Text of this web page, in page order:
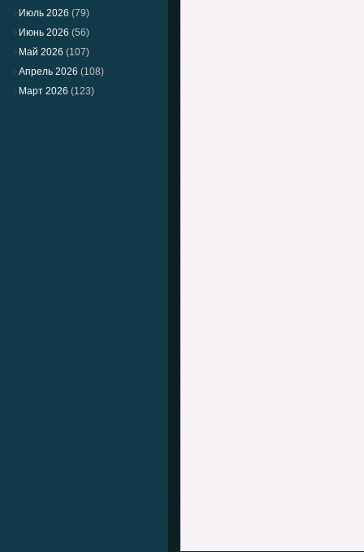
Июль 2026 (79)
Июнь 2026 (56)
Май 2026 (107)
Апрель 2026 (108)
Март 2026 (123)